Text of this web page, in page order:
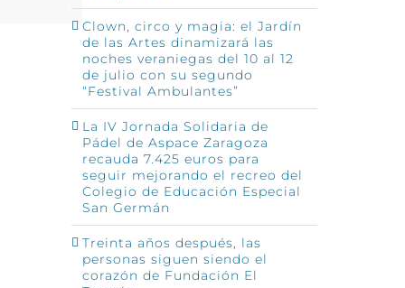
Clown, circo y magia: el Jardín
de las Artes dinamizará las
noches veraniegas del 10 al 12
de julio con su segundo
“Festival Ambulantes”
La IV Jornada Solidaria de
Pádel de Aspace Zaragoza
recauda 7.425 euros para
seguir mejorando el recreo del
Colegio de Educación Especial
San Germán
Treinta años después, las
personas siguen siendo el
corazón de Fundación El